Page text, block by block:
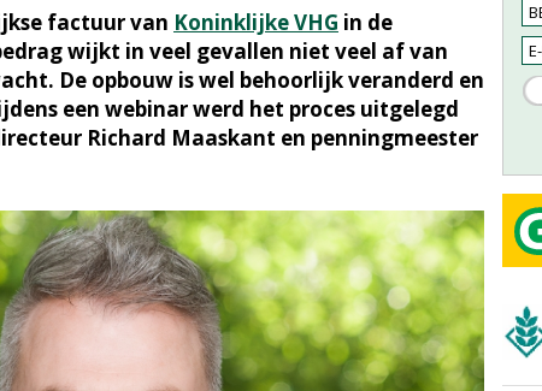
factuur van Koninklijke VHG in de
wijkt in veel gevallen niet veel af van
De opbouw is wel behoorlijk veranderd en
een webinar werd het proces uitgelegd
Richard Maaskant en penningmeester